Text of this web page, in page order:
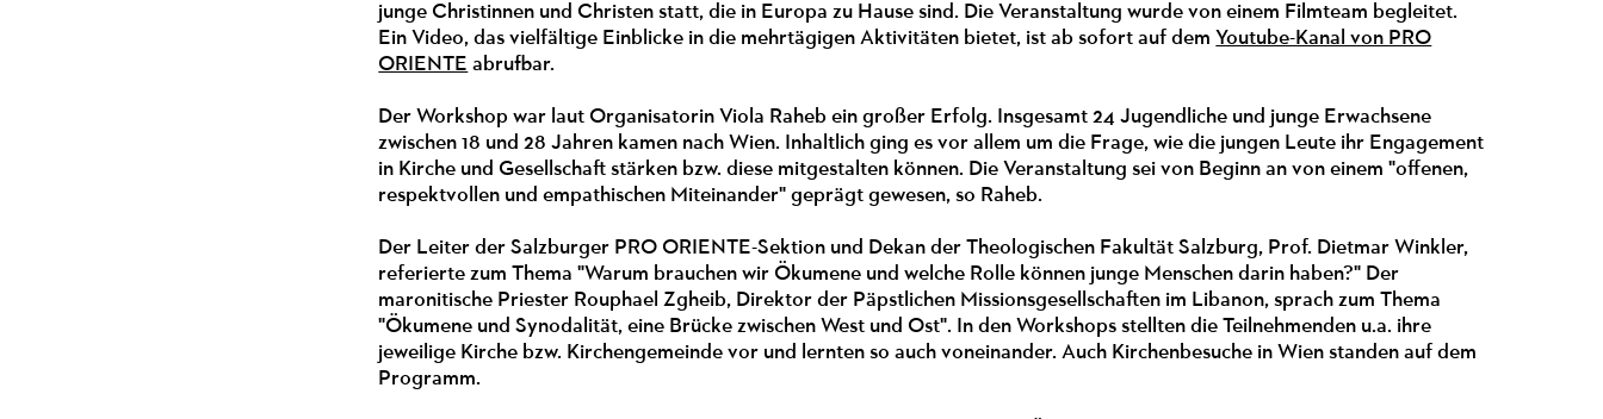
junge Christinnen und Christen statt, die in Europa zu Hause sind. Die Veranstaltung wurde von einem Filmteam begleitet.
Ein Video, das vielfältige Einblicke in die mehrtägigen Aktivitäten bietet, ist ab sofort auf dem Youtube-Kanal von PRO
ORIENTE abrufbar.
Der Workshop war laut Organisatorin Viola Raheb ein großer Erfolg. Insgesamt 24 Jugendliche und junge Erwachsene
zwischen 18 und 28 Jahren kamen nach Wien. Inhaltlich ging es vor allem um die Frage, wie die jungen Leute ihr Engagement
in Kirche und Gesellschaft stärken bzw. diese mitgestalten können. Die Veranstaltung sei von Beginn an von einem "offenen,
respektvollen und empathischen Miteinander" geprägt gewesen, so Raheb.
Der Leiter der Salzburger PRO ORIENTE-Sektion und Dekan der Theologischen Fakultät Salzburg, Prof. Dietmar Winkler,
referierte zum Thema "Warum brauchen wir Ökumene und welche Rolle können junge Menschen darin haben?" Der
maronitische Priester Rouphael Zgheib, Direktor der Päpstlichen Missionsgesellschaften im Libanon, sprach zum Thema
"Ökumene und Synodalität, eine Brücke zwischen West und Ost". In den Workshops stellten die Teilnehmenden u.a. ihre
jeweilige Kirche bzw. Kirchengemeinde vor und lernten so auch voneinander. Auch Kirchenbesuche in Wien standen auf dem
Programm.